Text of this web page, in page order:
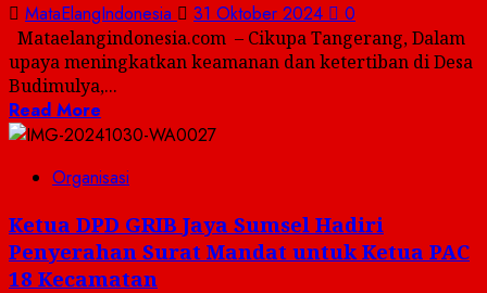
MataElangIndonesia 31 Oktober 2024 0
Mataelangindonesia.com – Cikupa Tangerang, Dalam
upaya meningkatkan keamanan dan ketertiban di Desa
Budimulya,...
Read More
Organisasi
Ketua DPD GRIB Jaya Sumsel Hadiri
Penyerahan Surat Mandat untuk Ketua PAC
18 Kecamatan